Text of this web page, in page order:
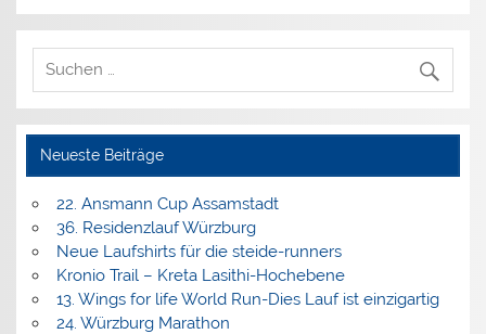
Neueste Beiträge
22. Ansmann Cup Assamstadt
36. Residenzlauf Würzburg
Neue Laufshirts für die steide-runners
Kronio Trail – Kreta Lasithi-Hochebene
13. Wings for life World Run-Dies Lauf ist einzigartig
24. Würzburg Marathon